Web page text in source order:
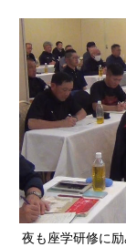
夜も座学研修に